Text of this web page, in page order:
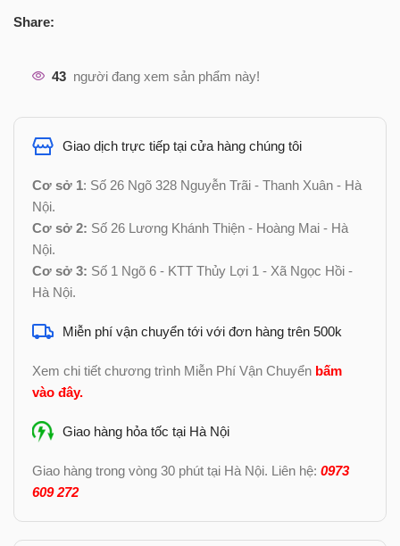
Share:
43 người đang xem sản phẩm này!
Giao dịch trực tiếp tại cửa hàng chúng tôi
Cơ sở 1: Số 26 Ngõ 328 Nguyễn Trãi - Thanh Xuân - Hà
Nội.
Cơ sở 2: Số 26 Lương Khánh Thiện - Hoàng Mai - Hà
Nội.
Cơ sở 3: Số 1 Ngõ 6 - KTT Thủy Lợi 1 - Xã Ngọc Hồi -
Hà Nội.
Miễn phí vận chuyển tới với đơn hàng trên 500k
Xem chi tiết chương trình Miễn Phí Vận Chuyển bấm
vào đây.
Giao hàng hỏa tốc tại Hà Nội
Giao hàng trong vòng 30 phút tại Hà Nội. Liên hệ:0973
609 272